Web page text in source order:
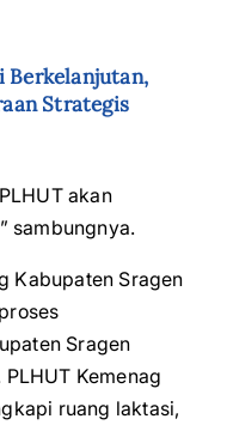
Berkelanjutan,
Strategis
akan
sambungnya.
Kabupaten Sragen
Sragen
Kemenag
ruang laktasi,